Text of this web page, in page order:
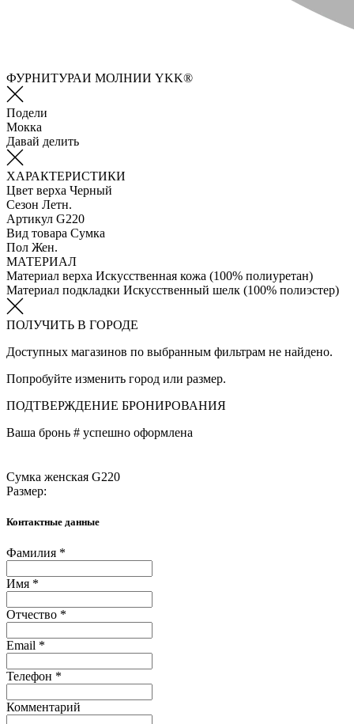
ФУРНИТУРАИ МОЛНИИ YKK®
Подели
Мокка
Давай делить
ХАРАКТЕРИСТИКИ
Цвет верха Черный
Сезон Летн.
Артикул G220
Вид товара Сумка
Пол Жен.
МАТЕРИАЛ
Материал верха Искусственная кожа (100% полиуретан)
Материал подкладки Искусственный шелк (100% полиэстер)
ПОЛУЧИТЬ В ГОРОДЕ
Доступных магазинов по выбранным фильтрам не найдено.
Попробуйте изменить город или размер.
ПОДТВЕРЖДЕНИЕ БРОНИРОВАНИЯ
Ваша бронь # успешно оформлена
Сумка женская G220
Размер:
Контактные данные
Фамилия *
Имя *
Отчество *
Email *
Телефон *
Комментарий